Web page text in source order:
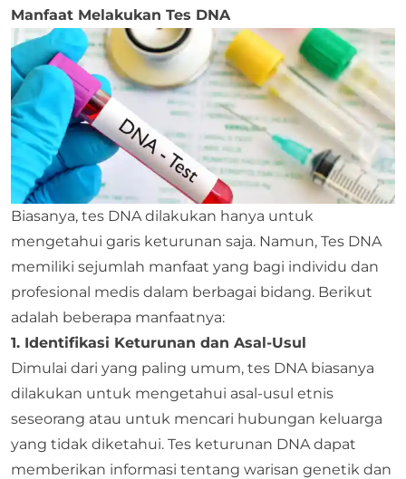
Manfaat Melakukan Tes DNA
Biasanya, tes DNA dilakukan hanya untuk
mengetahui garis keturunan saja. Namun, Tes DNA
memiliki sejumlah manfaat yang bagi individu dan
profesional medis dalam berbagai bidang. Berikut
adalah beberapa manfaatnya:
1. Identifikasi Keturunan dan Asal-Usul
Dimulai dari yang paling umum, tes DNA biasanya
dilakukan untuk mengetahui asal-usul etnis
seseorang atau untuk mencari hubungan keluarga
yang tidak diketahui. Tes keturunan DNA dapat
memberikan informasi tentang warisan genetik dan